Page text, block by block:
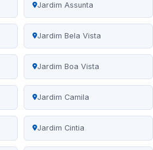
Jardim Assunta
Jardim Bela Vista
Jardim Boa Vista
Jardim Camila
Jardim Cintia